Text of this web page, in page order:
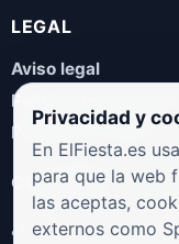
LEGAL
Aviso legal
Política de privacidad
Política de cookies
COLABORA
¿Eres artista,
Privacidad y
En ElFiesta.es
para que la web
las aceptas,
externos como